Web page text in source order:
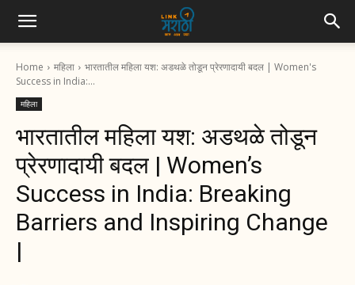
Home महिला
भारतातील महिला यश: अडथळे तोडून प्रेरणादायी बदल | Women's
Success in India:...
महिला
भारतातील महिला यश: अडथळे तोडून
प्रेरणादायी बदल | Women’s
Success in India: Breaking
Barriers and Inspiring Change
|